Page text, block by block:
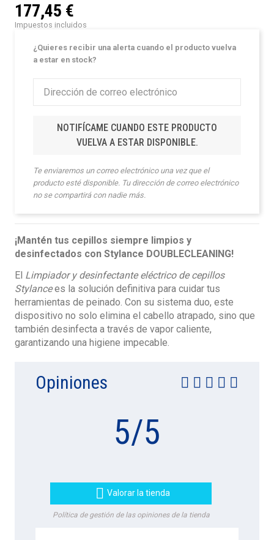
177,45 €
Impuestos incluidos
¿Quieres recibir una alerta cuando el producto vuelva
a estar en stock?
NOTIFÍCAME CUANDO ESTE PRODUCTO
VUELVA A ESTAR DISPONIBLE.
Te enviaremos un correo electrónico una vez que el
producto esté disponible. Tu dirección de correo electrónico
no se compartirá con nadie más.
¡Mantén tus cepillos siempre limpios y
desinfectados con Stylance DOUBLECLEANING!
El Limpiador y desinfectante eléctrico de cepillos
Stylancees la solución definitiva para cuidar tus
herramientas de peinado. Con su sistema duo, este
dispositivo no solo elimina el cabello atrapado, sino que
también desinfecta a través de vapor caliente,
garantizando una higiene impecable.
Opiniones
5/5
 Valorar la tienda
Política de gestión de las opiniones de la tienda